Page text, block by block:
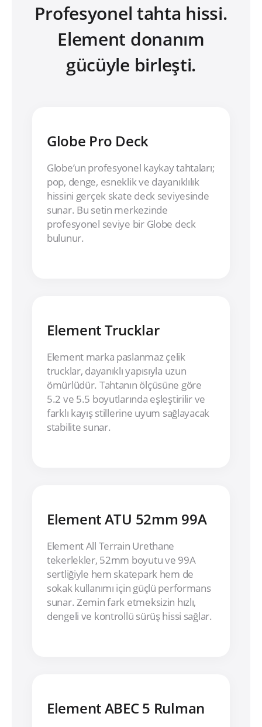
Profesyonel tahta hissi.
Element donanım
gücüyle birleşti.
Globe Pro Deck
Globe’un profesyonel kaykay tahtaları;
pop, denge, esneklik ve dayanıklılık
hissini gerçek skate deck seviyesinde
sunar. Bu setin merkezinde
profesyonel seviye bir Globe deck
bulunur.
Element Trucklar
Element marka paslanmaz çelik
trucklar, dayanıklı yapısıyla uzun
ömürlüdür. Tahtanın ölçüsüne göre
5.2 ve 5.5 boyutlarında eşleştirilir ve
farklı kayış stillerine uyum sağlayacak
stabilite sunar.
Element ATU 52mm 99A
Element All Terrain Urethane
tekerlekler, 52mm boyutu ve 99A
sertliğiyle hem skatepark hem de
sokak kullanımı için güçlü performans
sunar. Zemin fark etmeksizin hızlı,
dengeli ve kontrollü sürüş hissi sağlar.
Element ABEC 5 Rulman